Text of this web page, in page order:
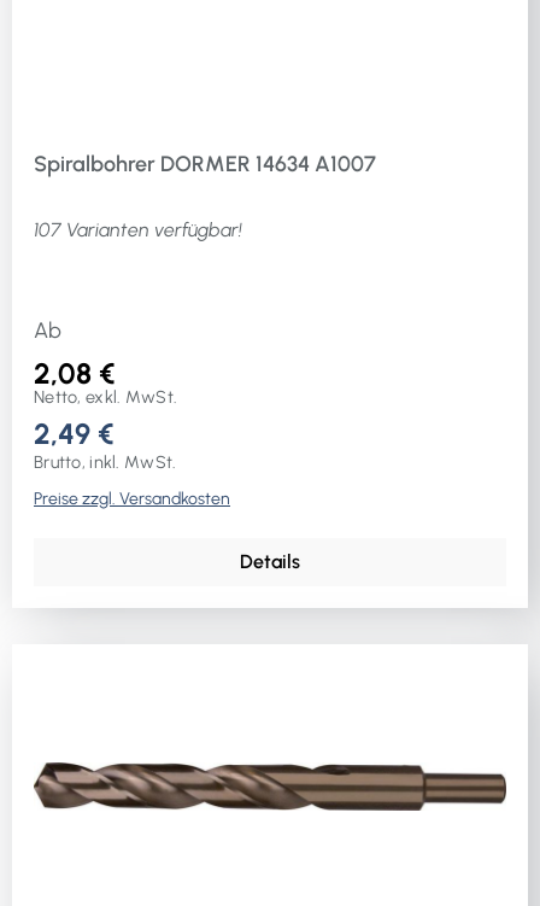
Spiralbohrer DORMER 14634 A1007
107 Varianten verfügbar!
Ab
2,08 €
Netto, exkl. MwSt.
2,49 €
Brutto, inkl. MwSt.
Preise zzgl. Versandkosten
Details